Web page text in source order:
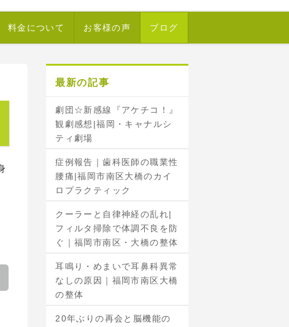
料金について お客様の声 ブログ
最新の記事
劇団☆新感線『アケチコ！』
観劇感想|福岡・キャナルシ
ティ劇場
症例報告｜歯科医師の職業性
腰痛|福岡市南区大橋のカイ
ロプラクティック
クーラーと自律神経の乱れ|
フィルタ掃除で体調不良を防
ぐ｜福岡市南区・大橋の整体
耳鳴り・めまいで耳鼻科異常
なしの原因｜福岡市南区大橋
の整体
20年ぶりの再会と脳機能の